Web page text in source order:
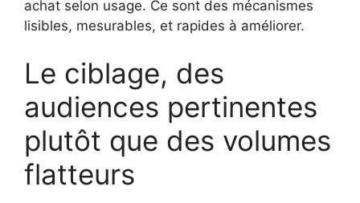
achat selon usage. Ce sont des mécanismes
lisibles, mesurables, et rapides à améliorer.
Le ciblage, des
audiences pertinentes
plutôt que des volumes
flatteurs